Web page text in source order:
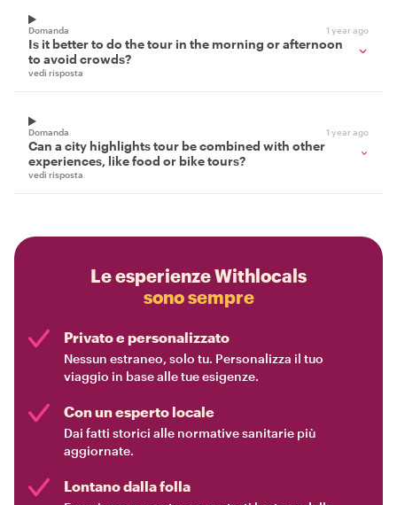
Domanda 1 year ago
Is it better to do the tour in the morning or afternoon
to avoid crowds?
vedi risposta
Domanda 1 year ago
Can a city highlights tour be combined with other
experiences, like food or bike tours?
vedi risposta
Le esperienze Withlocals
sono sempre
Privato e personalizzato
Nessun estraneo, solo tu. Personalizza il tuo
viaggio in base alle tue esigenze.
Con un esperto locale
Dai fatti storici alle normative sanitarie più
aggiornate.
Lontano dalla folla